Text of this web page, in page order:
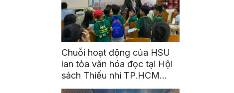
Chuỗi hoạt động của HSU
lan tỏa văn hóa đọc tại Hội
sách Thiếu nhi TP.HCM
2026